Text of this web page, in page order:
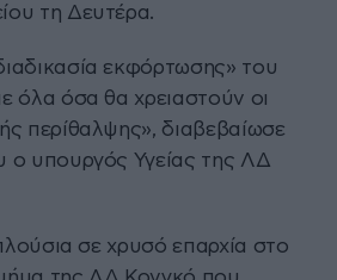
τη Δευτέρα.
εκφόρτωσης» του
όλα όσα θα χρειαστούν οι
περίθαλψης», διαβεβαίωσε
ο υπουργός Υγείας της ΛΔ
σε χρυσό επαρχία στο